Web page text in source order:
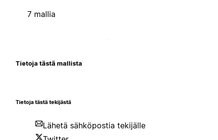
7 mallia
Tietoja tästä mallista
Tietoja tästä tekijästä
Lähetä sähköpostia tekijälle